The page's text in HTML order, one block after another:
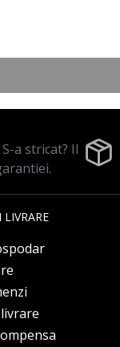
a stricat? Il